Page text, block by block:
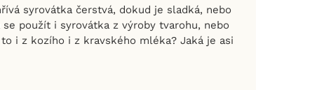
syrovátka čerstvá, dokud je sladká, nebo
se použít i syrovátka z výroby tvarohu, nebo
i z kozího i z kravského mléka? Jaká je asi